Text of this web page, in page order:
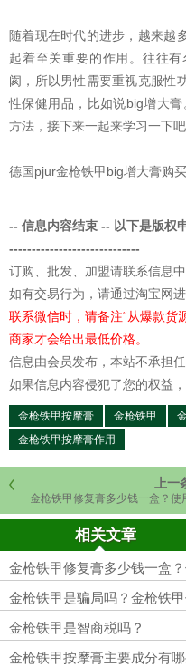
随着现在时代的进步，越来越
起着至关重要的作用。往往
阂，所以男性需要重视克服性
性保健用品，比如说big增大
方法，接下来一起来学习一下吧
德国pjur金枪铁甲big增大膏购买
-- 信息内容结束 -- 以下是版权
-----------------------------
订购、批发、加盟请联系信息中
如有交易行为，请通过淘宝网进
联系微信时，请备注“从爆款货
商家才会给出最低价格。
信息由会员发布，本站不承担任
如果信息内容侵犯了您的权益
金枪铁甲按摩膏 金枪铁甲
金枪铁甲按摩膏作用
上一
金枪铁甲修复膏多少钱一盒？使
金枪铁甲的注意事
相关文章
金枪铁甲修复膏多少钱一盒
金枪铁甲是骗局吗？金枪铁
金枪铁甲是智商税吗？
金枪铁甲按摩膏主要成分有